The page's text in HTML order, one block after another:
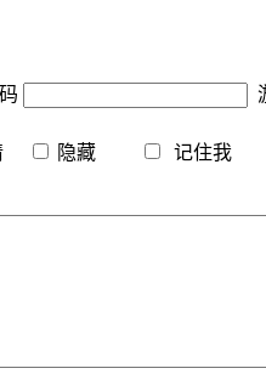
隐藏 记住我